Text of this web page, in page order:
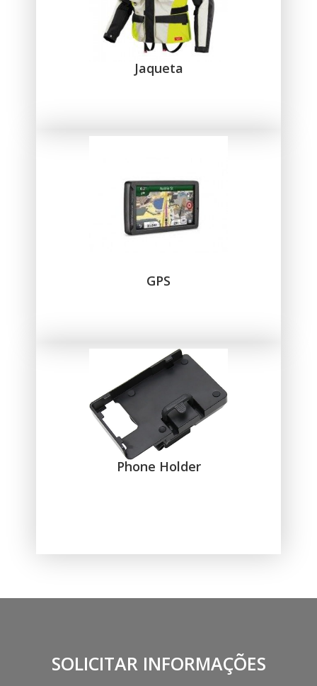
Jaqueta
GPS
Phone Holder
SOLICITAR INFORMAÇÕES